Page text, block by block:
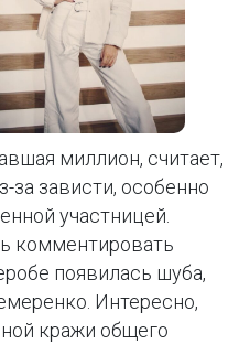
миллион, считает,
за зависти, особенно
участницей.
комментировать
появилась шуба,
Интересно,
кражи общего